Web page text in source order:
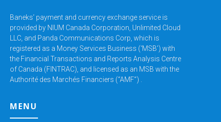
Baneks’ payment and currency exchange service is
provided by NIUM Canada Corporation, Unlimited Cloud
LLC, and Panda Communications Corp, which is
registered as a Money Services Business (‘MSB’) with
the Financial Transactions and Reports Analysis Centre
of Canada (FINTRAC), and licensed as an MSB with the
Authorité des Marchés Financiers (“AMF”) .
MENU